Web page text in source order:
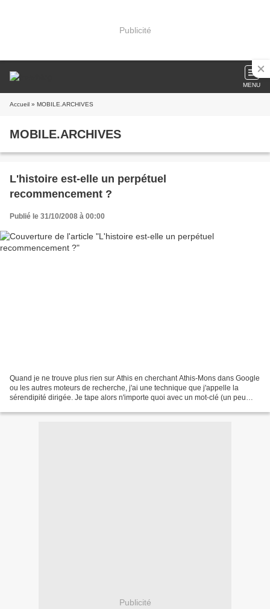
Publicité
MENU
Accueil » MOBILE.ARCHIVES
MOBILE.ARCHIVES
L'histoire est-elle un perpétuel
recommencement ?
Publié le 31/10/2008 à 00:00
Quand je ne trouve plus rien sur Athis en cherchant Athis-Mons dans Google
ou les autres moteurs de recherche, j'ai une technique que j'appelle la
sérendipité dirigée. Je tape alors n'importe quoi avec un mot-clé (un peu
Publicité